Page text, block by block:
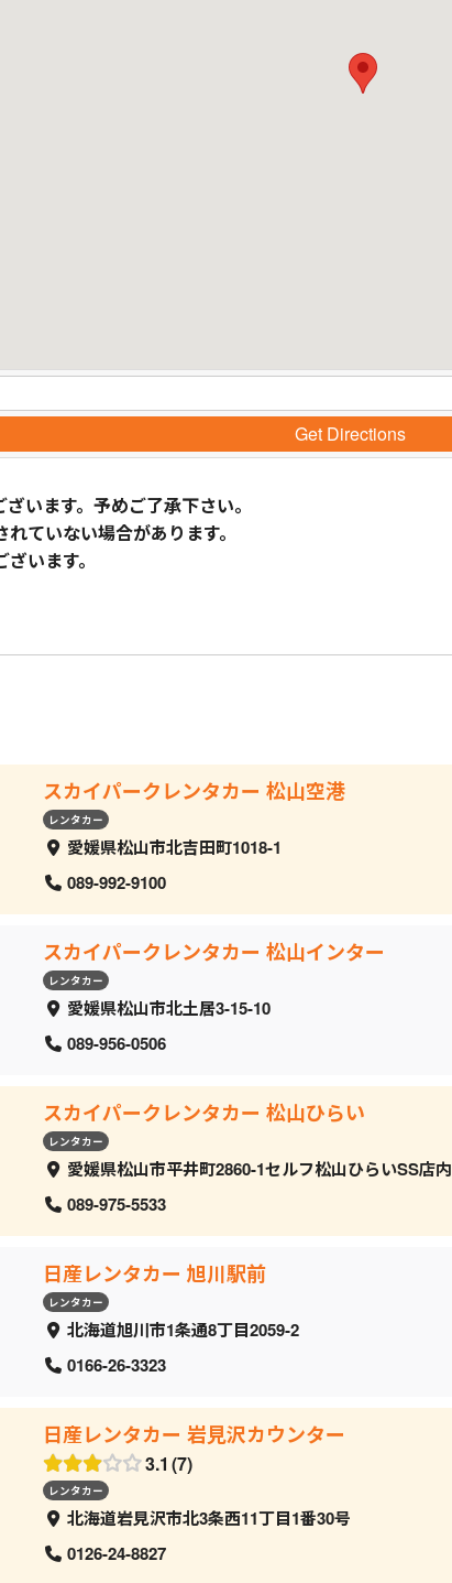
Get Directions
います。予めご了承下さい。
ていない場合があります。
います。
スカイパークレンタカー 松山空港
レンタカー
愛媛県松山市北吉田町1018-1
089-992-9100
スカイパークレンタカー 松山インター
レンタカー
愛媛県松山市北土居3-15-10
089-956-0506
スカイパークレンタカー 松山ひらい
レンタカー
愛媛県松山市平井町2860-1セルフ松山ひらいSS店内
089-975-5533
日産レンタカー 旭川駅前
レンタカー
北海道旭川市1条通8丁目2059‐2
0166-26-3323
日産レンタカー 岩見沢カウンター
3.1 7
レンタカー
北海道岩見沢市北3条西11丁目1番30号
0126-24-8827